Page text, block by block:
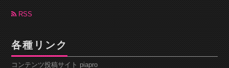
ブ RSS
各種リンク
コンテンツ投稿サイト piapro